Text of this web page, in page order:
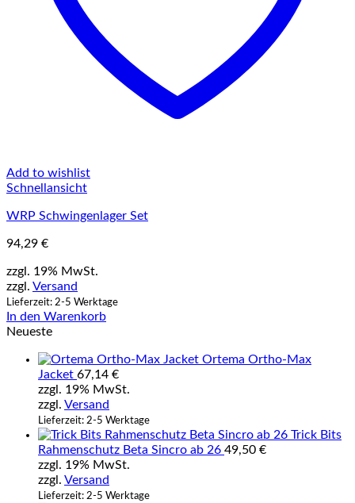
Add to wishlist
Schnellansicht
WRP Schwingenlager Set
94,29 €
zzgl. 19% MwSt.
zzgl. Versand
Lieferzeit: 2-5 Werktage
In den Warenkorb
Neueste
Ortema Ortho-Max
Jacket 67,14 €
zzgl. 19% MwSt.
zzgl. Versand
Lieferzeit: 2-5 Werktage
Trick Bits
Rahmenschutz Beta Sincro ab 26 49,50 €
zzgl. 19% MwSt.
zzgl. Versand
Lieferzeit: 2-5 Werktage